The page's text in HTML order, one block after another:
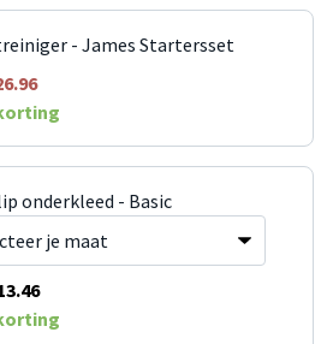
- James Startersset
onderkleed - Basic